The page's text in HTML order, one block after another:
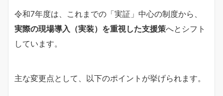
令和7年度は、これまでの「実証」中心の制度から、
実際の現場導入（実装）を重視した支援策へとシフト
しています。
主な変更点として、以下のポイントが挙げられます。